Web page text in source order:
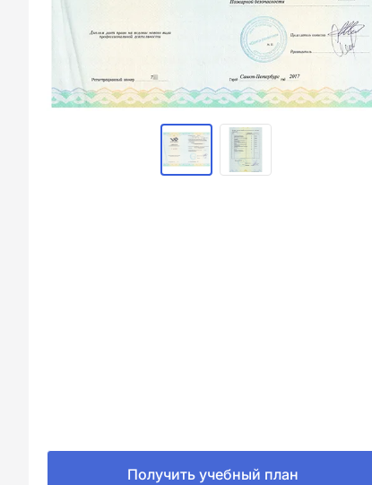
Получить учебный план